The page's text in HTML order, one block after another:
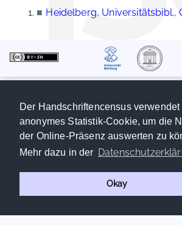
Der Handschriftencensus verwendet
anonymes Statistik-Cookie, um die
der Online-Präsenz auswerten zu
Mehr dazu in der
Okay
■ Heidelberg, Universitätsbibl.,